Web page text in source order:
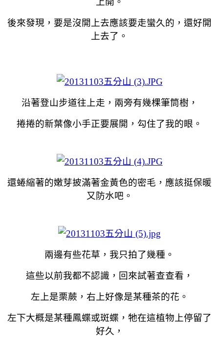
後來發現，要是沒開上去應該要走蠻久的，還好開
上去了。
沿著登山步道往上走，兩旁有幾棵筆筒樹，
捲捲的新葉像小手正要展開，勾住了我的眼。
還蜷縮著的嫩芽披滿著金黃色的密毛，應該挺保暖
又防水吧。
兩邊有些花草，我只拍了幾種。
這些以前我都不認識，回來試著查查看，
左上是栗蕨，右上好像是某種茶的花。
左下大概是某種鳳蝶或斑蝶，牠在這植物上停留了
好久，